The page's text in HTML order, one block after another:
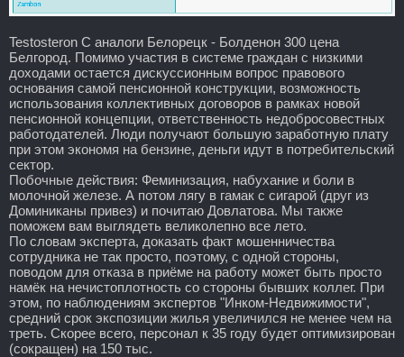
Testosteron C аналоги Белорецк - Болденон 300 цена
Белгород. Помимо участия в системе граждан с низкими
доходами остается дискуссионным вопрос правового
основания самой пенсионной конструкции, возможность
использования коллективных договоров в рамках новой
пенсионной концепции, ответственность недобросовестных
работодателей. Люди получают большую заработную плату
при этом экономя на бензине, деньги идут в потребительский
сектор.
Побочные действия: Феминизация, набухание и боли в
молочной железе. А потом лягу в гамак с сигарой (друг из
Доминиканы привез) и почитаю Довлатова. Мы также
поможем вам выглядеть великолепно все лето.
По словам эксперта, доказать факт мошенничества
сотрудника не так просто, поэтому, с одной стороны,
поводом для отказа в приёме на работу может быть просто
намёк на нечистоплотность со стороны бывших коллег. При
этом, по наблюдениям экспертов "Инком-Недвижимости",
средний срок экспозиции жилья увеличился не менее чем на
треть. Скорее всего, персонал к 35 году будет оптимизирован
(сокращен) на 150 тыс.